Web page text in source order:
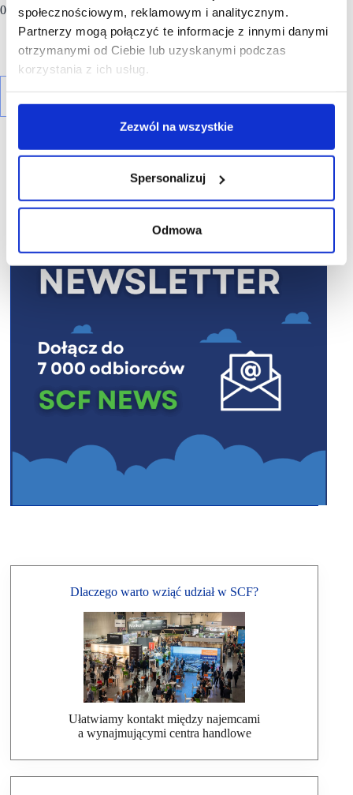
społecznościowym, reklamowym i analitycznym.
Partnerzy mogą połączyć te informacje z innymi danymi
otrzymanymi od Ciebie lub uzyskanymi podczas
korzystania z ich usług.
Zezwól na wszystkie
Spersonalizuj
Odmowa
000 mkw. lub więcej, obsługując ponad 600 najemców.
R E K L A M A
Dlaczego warto wziąć udział w SCF?
Ułatwiamy kontakt między najemcami
a wynajmującymi centra handlowe